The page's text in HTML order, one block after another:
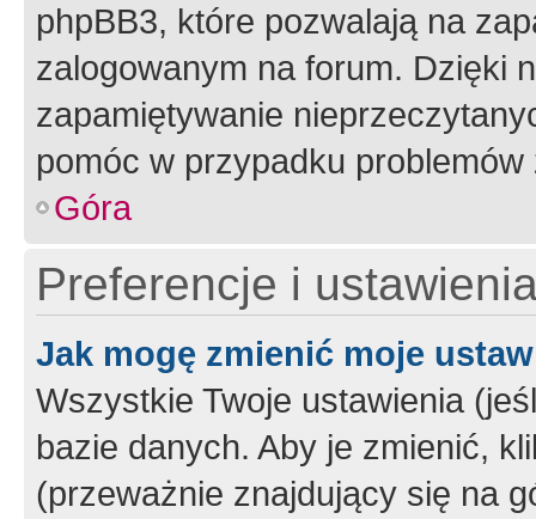
phpBB3, które pozwalają na
zalogowanym na forum. Dzięki
zapamiętywanie
pomóc w przypadku
Góra
Preferencje i
Jak mogę zmienić moje
Wszystkie Twoje ustawienia
bazie danych. Aby je zmienić,
(przeważnie znajdujący się na